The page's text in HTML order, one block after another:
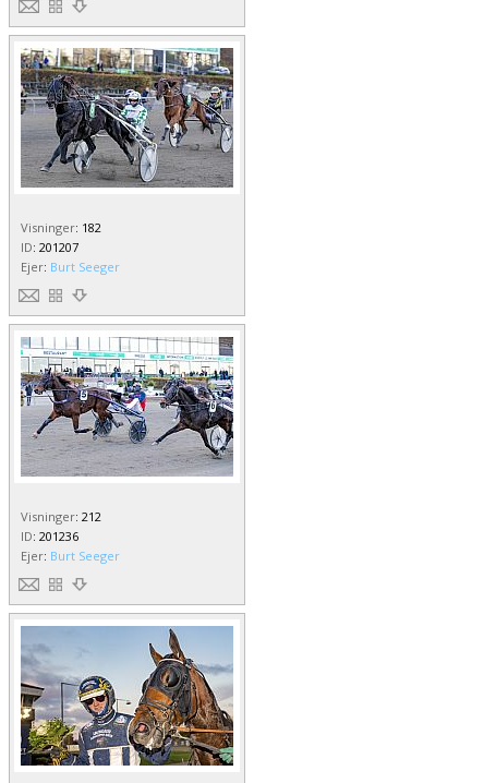
Visninger: 182
ID: 201207
Ejer: Burt Seeger
Visninger: 212
ID: 201236
Ejer: Burt Seeger